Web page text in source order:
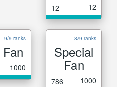
12 12
9/9 ranks
1000
8/9 ranks
Special
Fan
786 1000